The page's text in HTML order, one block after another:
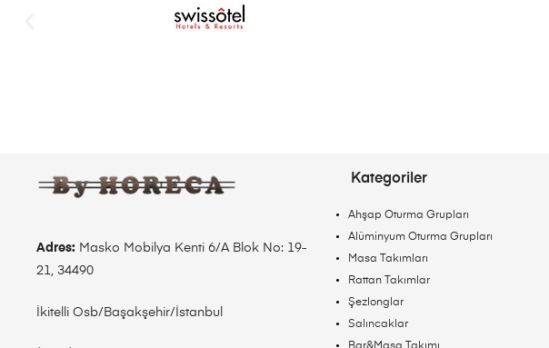
Adres: Masko Mobilya Kenti 6/A Blok No: 19-
21, 34490
İkitelli Osb/Başakşehir/İstanbul
Kategoriler
Ahşap Oturma Grupları
Alüminyum Oturma Grupları
Masa Takımları
Rattan Takımlar
Şezlonglar
Salıncaklar